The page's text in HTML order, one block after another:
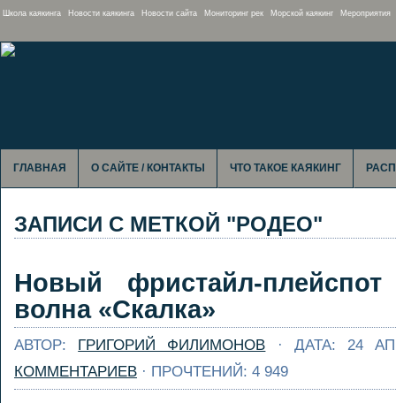
Школа каякинга Новости каякинга Новости сайта Мониторинг рек Морской каякинг Мероприятия
ГЛАВНАЯ О САЙТЕ / КОНТАКТЫ ЧТО ТАКОЕ КАЯКИНГ
ЗАПИСИ С МЕТКОЙ "РОДЕО"
Новый фристайл-
волна «Скалка»
АВТОР: ГРИГОРИЙ ФИЛИМОНОВ · ДАТА: 24
КОММЕНТАРИЕВ · ПРОЧТЕНИЙ: 4 949